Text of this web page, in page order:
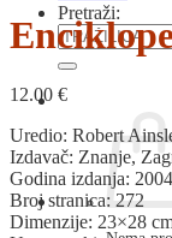
Pretraži:
12.00 €
Uredio: Robert
Izdavač: Znanje,
Godina izdanja:
Broj stranica: 272
Dimenzije: 23×28